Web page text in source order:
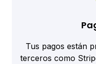
Tus pagos están
terceros como